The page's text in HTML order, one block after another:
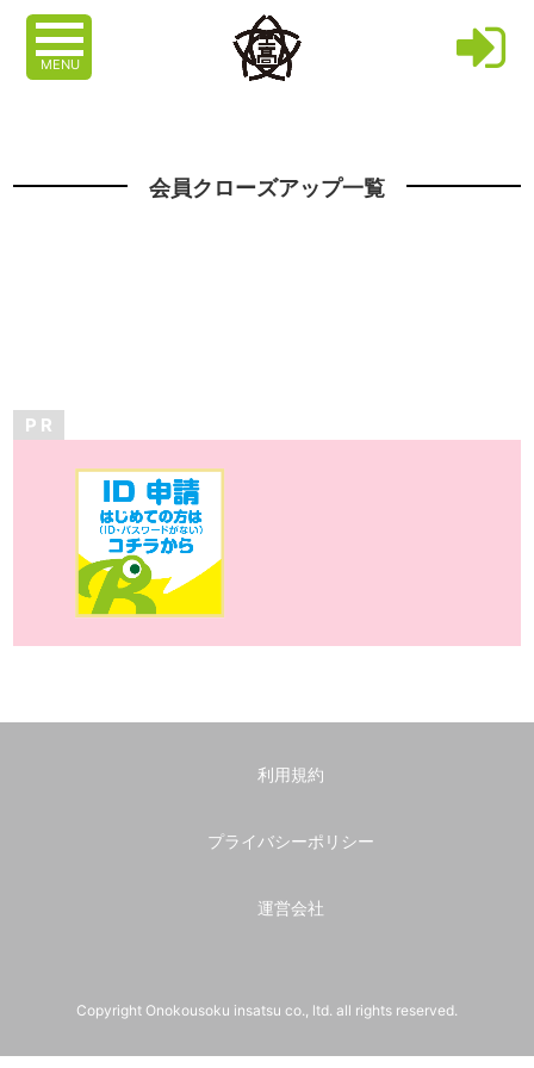
MENU
会員クローズアップ一覧
P R
利用規約
プライバシーポリシー
運営会社
Copyright Onokousoku insatsu co., ltd. all rights reserved.